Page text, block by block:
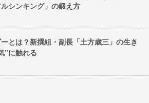
ルシンキング」の鍛え方
とは？新撰組・副長「土方歳三」の生き
”に触れる